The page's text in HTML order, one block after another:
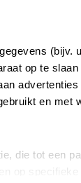
(bijv.
op te
en met
die tot een
op specifieke